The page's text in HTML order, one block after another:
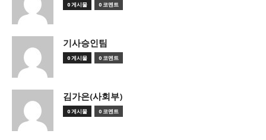
0 게시물 0 코멘트
기사승인팀
0 게시물 0 코멘트
김가은(사회부)
0 게시물 0 코멘트